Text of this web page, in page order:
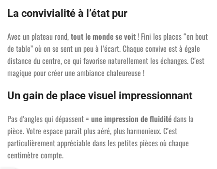
La convivialité à l’état pur
Avec un plateau rond,tout le monde se voit! Fini les places “en bout
de table” où on se sent un peu à l’écart. Chaque convive est à égale
distance du centre, ce qui favorise naturellement les échanges. C’est
magique pour créer une ambiance chaleureuse !
Un gain de place visuel impressionnant
Pas d’angles qui dépassent = une impression de fluiditédans la
pièce. Votre espace paraît plus aéré, plus harmonieux. C’est
particulièrement appréciable dans les petites pièces où chaque
centimètre compte.